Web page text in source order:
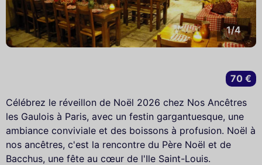
1/4
Célébrez le réveillon de Noël 2026 chez Nos Ancêtres
les Gaulois à Paris, avec un festin gargantuesque, une
ambiance conviviale et des boissons à profusion. Noël à
nos ancêtres, c'est la rencontre du Père Noël et de
Bacchus, une fête au cœur de l'Ile Saint-Louis.
70 €